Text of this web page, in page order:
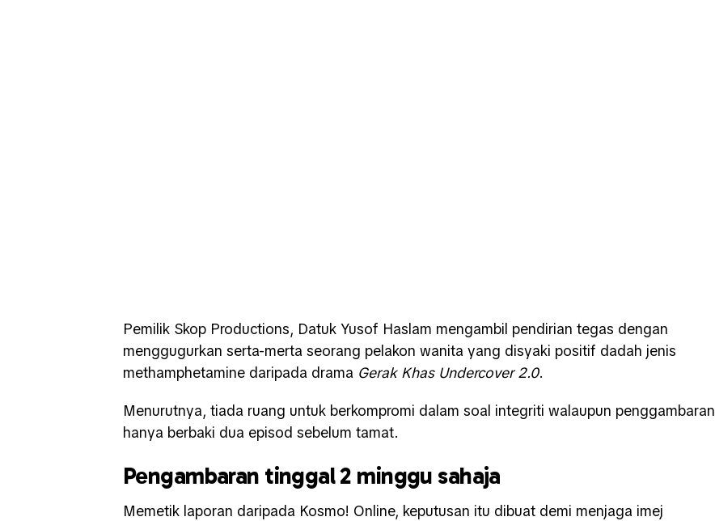
Pemilik Skop Productions, Datuk Yusof Haslam mengambil pendirian tegas dengan
menggugurkan serta-merta seorang pelakon wanita yang disyaki positif dadah jenis
methamphetamine daripada drama Gerak Khas Undercover 2.0.
Menurutnya, tiada ruang untuk berkompromi dalam soal integriti walaupun penggambaran
hanya berbaki dua episod sebelum tamat.
Pengambaran tinggal 2 minggu sahaja
Memetik laporan daripada Kosmo! Online, keputusan itu dibuat demi menjaga imej